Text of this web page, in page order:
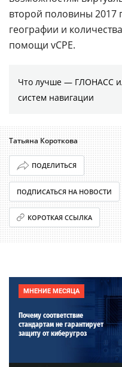
второй половины 2017
географии и
помощи vCPE.
Что лучше — ГЛОНАСС
систем навигации
Татьяна Короткова
ПОДЕЛИТЬСЯ
ПОДПИСАТЬСЯ НА НОВОСТИ
КОРОТКАЯ ССЫЛКА
МНЕНИЕ МЕСЯЦА
Почему соответствие
стандартам не гарантирует
защиту от киберугроз